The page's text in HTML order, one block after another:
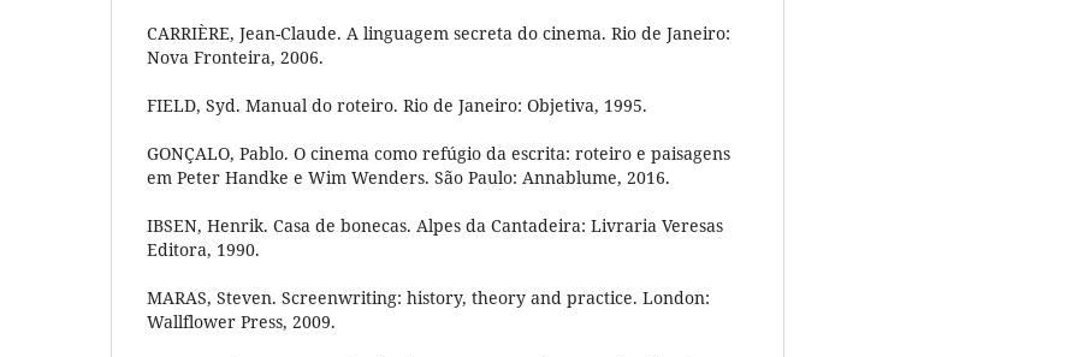
CARRIÈRE, Jean-Claude. A linguagem secreta do cinema. Rio de Janeiro:
Nova Fronteira, 2006.
FIELD, Syd. Manual do roteiro. Rio de Janeiro: Objetiva, 1995.
GONÇALO, Pablo. O cinema como refúgio da escrita: roteiro e paisagens
em Peter Handke e Wim Wenders. São Paulo: Annablume, 2016.
IBSEN, Henrik. Casa de bonecas. Alpes da Cantadeira: Livraria Veresas
Editora, 1990.
MARAS, Steven. Screenwriting: history, theory and practice. London:
Wallflower Press, 2009.